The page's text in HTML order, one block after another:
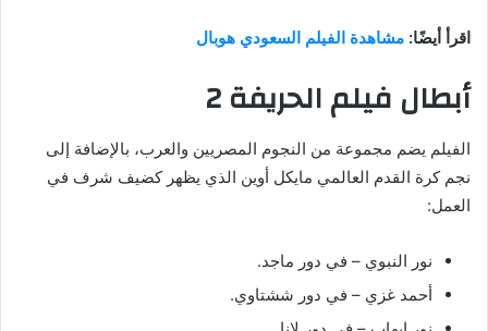
اقرأ أيضًا: مشاهدة الفيلم السعودي هوبال
أبطال فيلم الحريفة 2
الفيلم يضم مجموعة من النجوم المصريين والعرب، بالإضافة إلى
نجم كرة القدم العالمي مايكل أوين الذي يظهر كضيف شرف في
العمل:
نور النبوي – في دور ماجد.
أحمد غزي – في دور ششتاوي.